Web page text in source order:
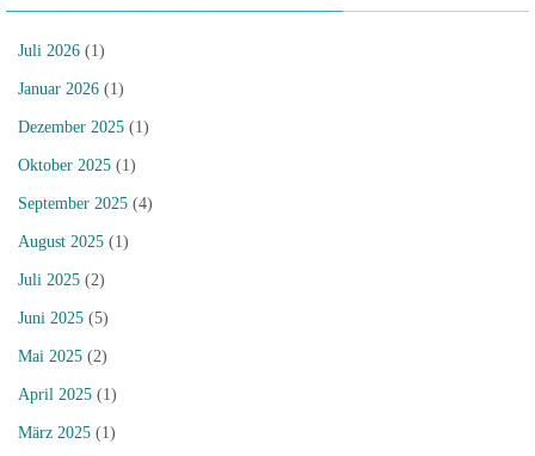
Juli 2026 (1)
Januar 2026 (1)
Dezember 2025 (1)
Oktober 2025 (1)
September 2025 (4)
August 2025 (1)
Juli 2025 (2)
Juni 2025 (5)
Mai 2025 (2)
April 2025 (1)
März 2025 (1)